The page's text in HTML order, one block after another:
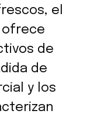
el
ofrece
de
de
y los